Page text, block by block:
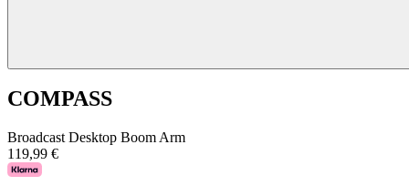
COMPASS
Broadcast Desktop Boom Arm
119,99 €